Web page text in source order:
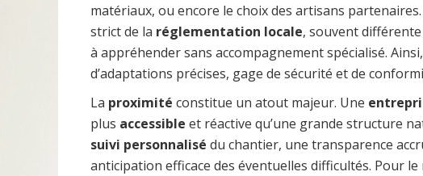
matériaux, ou encore le choix des artisans
strict de la réglementation locale, souvent différente
à appréhender sans accompagnement spécialisé.
d’adaptations précises, gage de sécurité et de
La proximité constitue un atout majeur. Une
plus accessible et réactive qu’une grande structure
suivi personnalisé du chantier, une transparence
anticipation efficace des éventuelles difficultés. Pour le